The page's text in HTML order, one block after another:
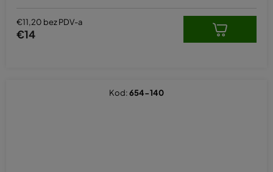
€11,20 bez PDV-a
€14
Kod:654-140